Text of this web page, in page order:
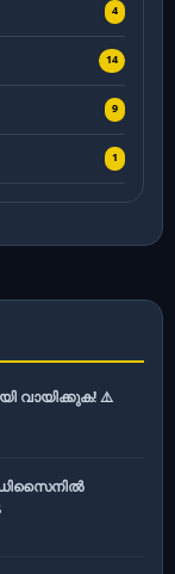
വായിക്കുക! ⚠️
ഡിസൈനിൽ
4
14
9
1